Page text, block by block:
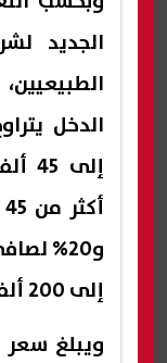
الجديد
إلى 200 ألف جنيه.